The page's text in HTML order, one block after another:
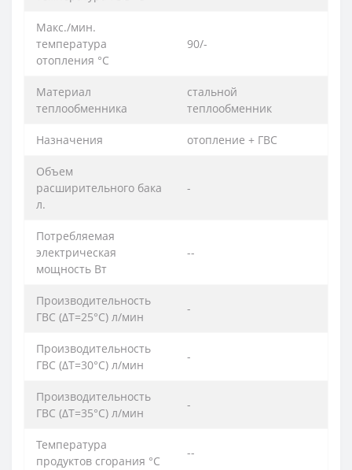
Макс./мин.
температура
отопления °C
90/-
Материал
теплообменника
стальной
теплообменник
Назначения отопление + ГВС
Объем
расширительного бака
л.
-
Потребляемая
электрическая
мощность Вт
--
Производительность
ГВС (ΔT=25°C) л/мин
-
Производительность
ГВС (ΔT=30°C) л/мин
-
Производительность
ГВС (ΔT=35°C) л/мин
-
Температура
продуктов сгорания °C
--